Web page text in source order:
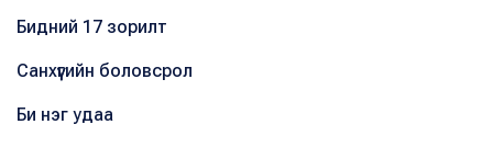
Бидний 17 зорилт
Санхүүгийн боловсрол
Би нэг удаа